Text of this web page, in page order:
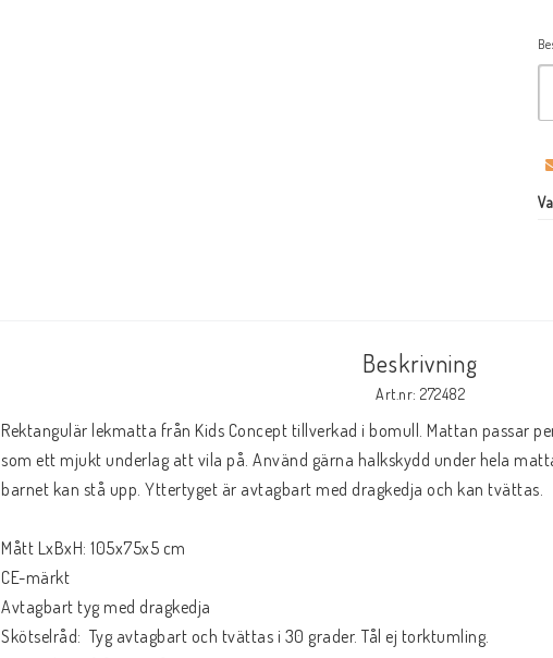
Beskrivning
Art.nr: 272482
Rektangulär lekmatta från Kids Concept tillverkad i bomull. Mattan passar
som ett mjukt underlag att vila på. Använd gärna halkskydd under hela
barnet kan stå upp. Yttertyget är avtagbart med dragkedja och kan tvättas.
Mått LxBxH: 105x75x5 cm
CE-märkt
Avtagbart tyg med dragkedja
Skötselråd:  Tyg avtagbart och tvättas i 30 grader. Tål ej torktumling.